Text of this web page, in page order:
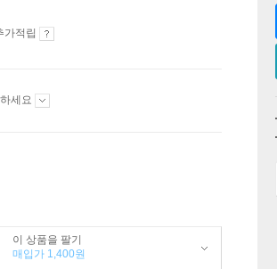
가적립
세요
이 상품을 팔기
매입가 1,400원